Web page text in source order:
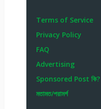
Terms of Service
Privacy Policy
FAQ
Advertising
Sponsored Post কি?
মতামত/পরামর্শ